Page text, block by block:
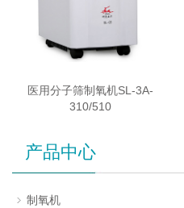
医用分子筛制氧机SL-3A-
310/510
产品中心
制氧机